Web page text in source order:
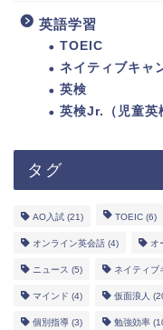
英語学習
TOEIC
ネイティブキャ
英検
英検Jr.（児童英
タグ
AO入試 (21) TOEIC (6)
オンライン英会話 (4) オ
ニュース (5) ネイティブ
マインド (4) 仮面浪人
個別指導 (3) 勉強効率